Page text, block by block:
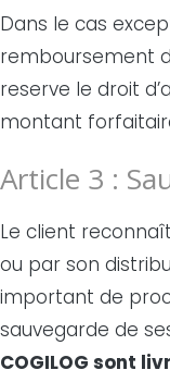
Dans le cas
remboursement
reserve le droit
montant
Article 3 :
Le client
ou par son
important de
sauvegarde de
COGILOG sont